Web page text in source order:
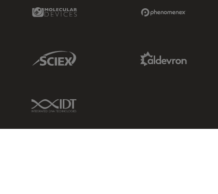
Molecular Devices Link
Sciex Link
IDT Link